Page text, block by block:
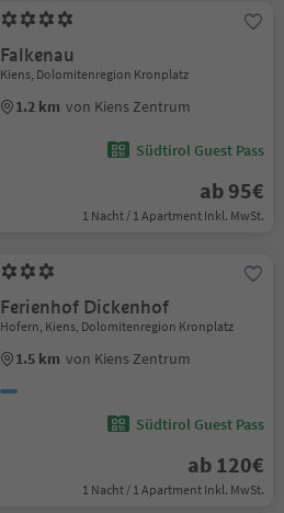
Falkenau
Kiens, Dolomitenregion Kronplatz
1.2 km von Kiens Zentrum
Südtirol Guest Pass
ab 95€
1 Nacht / 1 Apartment Inkl. MwSt.
Ferienhof Dickenhof
Hofern, Kiens, Dolomitenregion Kronplatz
1.5 km von Kiens Zentrum
Südtirol Guest Pass
ab 120€
1 Nacht / 1 Apartment Inkl. MwSt.